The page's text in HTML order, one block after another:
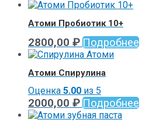
Атоми Пробиотик 10+
2800,00 ₽Подробнее
Атоми Спирулина
Оценка 5.00 из 5
2000,00 ₽Подробнее